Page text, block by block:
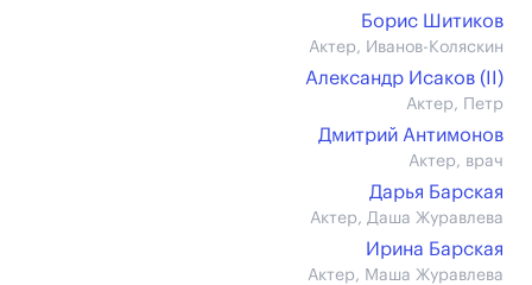
Борис Шитиков
Актер, Иванов-Коляскин
Александр Исаков (II)
Актер, Петр
Дмитрий Антимонов
Актер, врач
Дарья Барская
Актер, Даша Журавлева
Ирина Барская
Актер, Маша Журавлева